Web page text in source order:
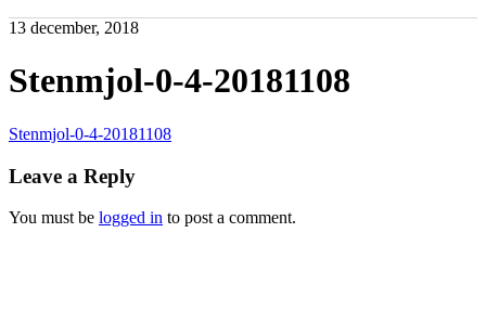
13 december, 2018
Stenmjol-0-4-20181108
Stenmjol-0-4-20181108
Leave a Reply
You must be logged in to post a comment.